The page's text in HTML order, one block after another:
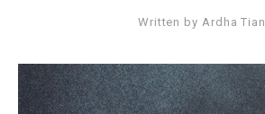
Written by Ardha Tian